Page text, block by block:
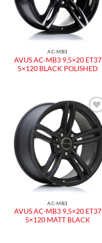
AC-MB3
AVUS AC-MB3 9,5×20 ET37
5×120 BLACK POLISHED
AC-MB3
AVUS AC-MB3 9,5×20 ET37
5×120 MATT BLACK